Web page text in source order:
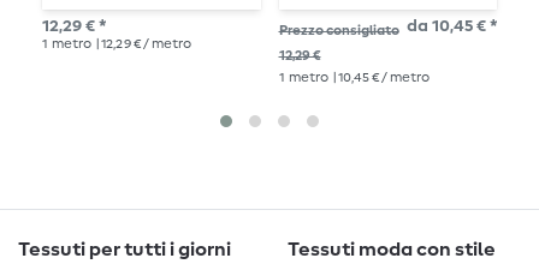
12,29 € *
1 metro | 12,29 € / metro
Prezzo consigliato
12,29 €
da 10,45 € *
1 metro | 10,45 € / metro
Tessuti per tutti i giorni Tessuti moda con stile